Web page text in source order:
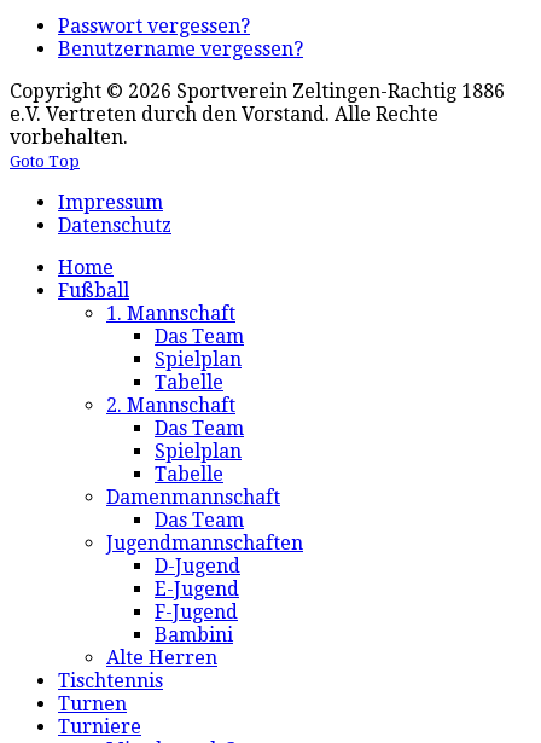
Passwort vergessen?
Benutzername vergessen?
Copyright © 2026 Sportverein Zeltingen-Rachtig 1886
e.V. Vertreten durch den Vorstand. Alle Rechte
vorbehalten.
Goto Top
Impressum
Datenschutz
Home
Fußball
1. Mannschaft
Das Team
Spielplan
Tabelle
2. Mannschaft
Das Team
Spielplan
Tabelle
Damenmannschaft
Das Team
Jugendmannschaften
D-Jugend
E-Jugend
F-Jugend
Bambini
Alte Herren
Tischtennis
Turnen
Turniere